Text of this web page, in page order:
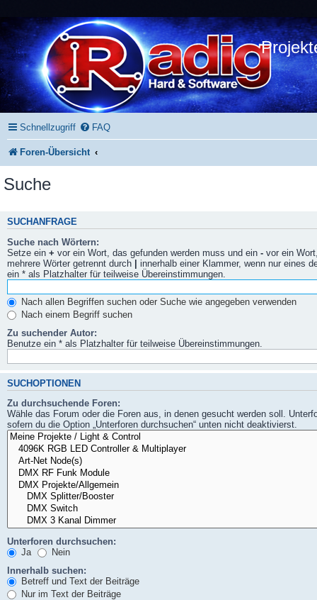
Schnellzugriff FAQ
Foren-Übersicht
Suche
SUCHANFRAGE
Suche nach Wörtern:
Setze ein + vor ein Wort, das gefunden werden muss und ein - vor ein
mehrere Wörter getrennt durch | innerhalb einer Klammer, wenn nur eines
ein * als Platzhalter für teilweise Übereinstimmungen.
Nach allen Begriffen suchen oder Suche wie angegeben verwenden
Nach einem Begriff suchen
Zu suchender Autor:
Benutze ein * als Platzhalter für teilweise Übereinstimmungen.
SUCHOPTIONEN
Zu durchsuchende Foren:
Wähle das Forum oder die Foren aus, in denen gesucht werden soll.
sofern du die Option „Unterforen durchsuchen“ unten nicht deaktivierst.
Unterforen durchsuchen:
Ja
Nein
Innerhalb suchen:
Betreff und Text der Beiträge
Nur im Text der Beiträge